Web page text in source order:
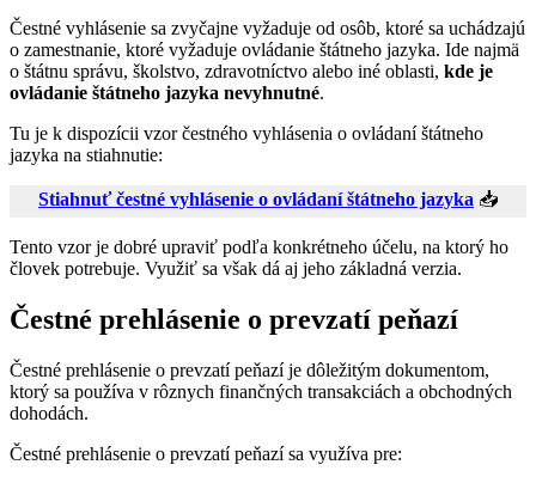
Čestné vyhlásenie sa zvyčajne vyžaduje od osôb, ktoré sa uchádzajú
o zamestnanie, ktoré vyžaduje ovládanie štátneho jazyka. Ide najmä
o štátnu správu, školstvo, zdravotníctvo alebo iné oblasti, kde je
ovládanie štátneho jazyka nevyhnutné.
Tu je k dispozícii vzor čestného vyhlásenia o ovládaní štátneho
jazyka na stiahnutie:
Stiahnuť čestné vyhlásenie o ovládaní štátneho jazyka 📥
Tento vzor je dobré upraviť podľa konkrétneho účelu, na ktorý ho
človek potrebuje. Využiť sa však dá aj jeho základná verzia.
Čestné prehlásenie o prevzatí peňazí
Čestné prehlásenie o prevzatí peňazí je dôležitým dokumentom,
ktorý sa používa v rôznych finančných transakciách a obchodných
dohodách.
Čestné prehlásenie o prevzatí peňazí sa využíva pre: